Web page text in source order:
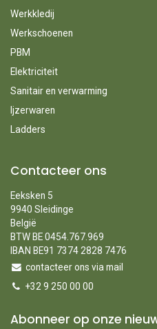
Werkkledij
Werkschoenen
PBM
Elektriciteit
Sanitair en verwarming
Ijzerwaren
Ladders
Contacteer ons
Eeksken 5
9940 Sleidinge
België
BTW BE 0454.767.969
IBAN BE91 7374 2828 7476
contacteer ons via mail
+32 9 250 00 00
Abonneer op onze